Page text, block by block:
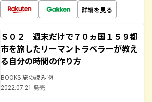
詳細を見る
Ｓ０２ 週末だけで７０ヵ国１５９都
市を旅したリーマントラベラーが教え
る自分の時間の作り方
BOOKS 旅の読み物
2022.07.21 発売